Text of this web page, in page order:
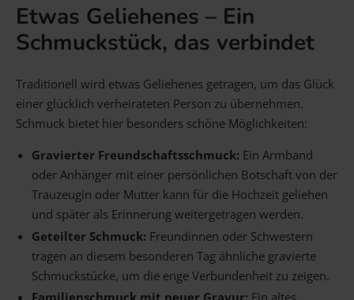
Etwas Geliehenes – Ein
Schmuckstück, das verbindet
Traditionell wird etwas Geliehenes getragen, um das Glück
einer glücklich verheirateten Person zu übernehmen.
Schmuck bietet hier besonders schöne Möglichkeiten:
Gravierter Freundschaftsschmuck: Ein Armband
oder Anhänger mit einer persönlichen Botschaft von der
Trauzeugin oder Mutter kann für die Hochzeit geliehen
und später als Erinnerung weitergetragen werden.
Geteilter Schmuck: Freundinnen oder Schwestern
tragen an diesem besonderen Tag ähnliche gravierte
Schmuckstücke, um die enge Verbundenheit zu zeigen.